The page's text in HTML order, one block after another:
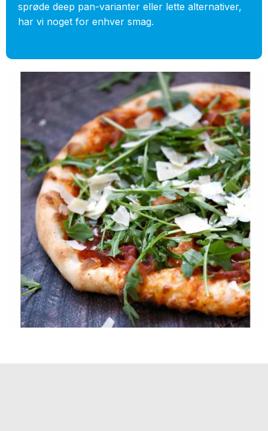
sprøde deep pan-varianter eller lette alternativer,
har vi noget for enhver smag.